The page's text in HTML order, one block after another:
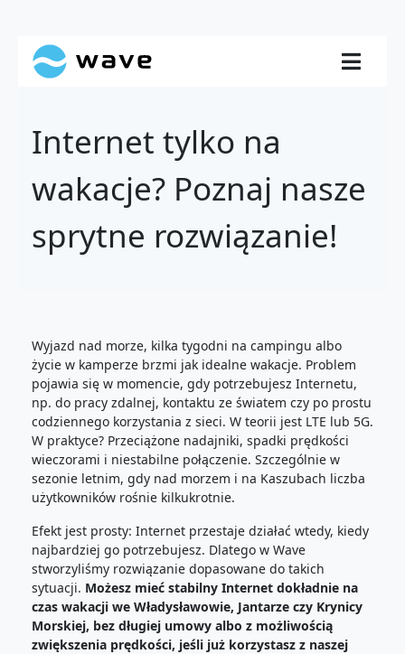
Internet tylko na
wakacje? Poznaj nasze
sprytne rozwiązanie!
Wyjazd nad morze, kilka tygodni na campingu albo
życie w kamperze brzmi jak idealne wakacje. Problem
pojawia się w momencie, gdy potrzebujesz Internetu,
np. do pracy zdalnej, kontaktu ze światem czy po prostu
codziennego korzystania z sieci. W teorii jest LTE lub 5G.
W praktyce? Przeciążone nadajniki, spadki prędkości
wieczorami i niestabilne połączenie. Szczególnie w
sezonie letnim, gdy nad morzem i na Kaszubach liczba
użytkowników rośnie kilkukrotnie.
Efekt jest prosty: Internet przestaje działać wtedy, kiedy
najbardziej go potrzebujesz. Dlatego w Wave
stworzyliśmy rozwiązanie dopasowane do takich
sytuacji. Możesz mieć stabilny Internet dokładnie na
czas wakacji we Władysławowie, Jantarze czy Krynicy
Morskiej, bez długiej umowy albo z możliwością
zwiększenia prędkości, jeśli już korzystasz z naszej